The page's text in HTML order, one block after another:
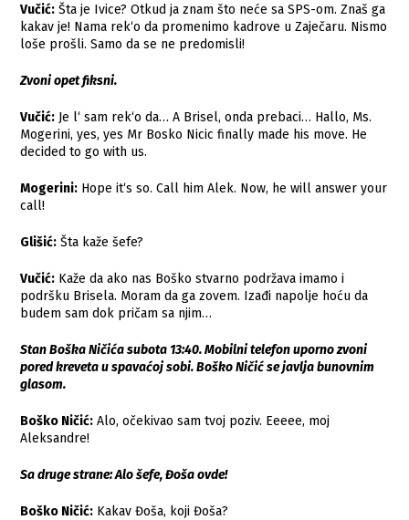
Vučić: Šta je Ivice? Otkud ja znam što neće sa SPS-om. Znaš ga
kakav je! Nama rek‘o da promenimo kadrove u Zaječaru. Nismo
loše prošli. Samo da se ne predomisli!
Zvoni opet fiksni.
Vučić: Je l‘ sam rek‘o da… A Brisel, onda prebaci… Hallo, Ms.
Mogerini, yes, yes Mr Bosko Nicic finally made his move. He
decided to go with us.
Mogerini: Hope it‘s so. Call him Alek. Now, he will answer your
call!
Glišić: Šta kaže šefe?
Vučić: Kaže da ako nas Boško stvarno podržava imamo i
podršku Brisela. Moram da ga zovem. Izađi napolje hoću da
budem sam dok pričam sa njim…
Stan Boška Ničića subota 13:40. Mobilni telefon uporno zvoni
pored kreveta u spavaćoj sobi. Boško Ničić se javlja bunovnim
glasom.
Boško Ničić: Alo, očekivao sam tvoj poziv. Eeeee, moj
Aleksandre!
Sa druge strane: Alo šefe, Đoša ovde!
Boško Ničić: Kakav Đoša, koji Đoša?